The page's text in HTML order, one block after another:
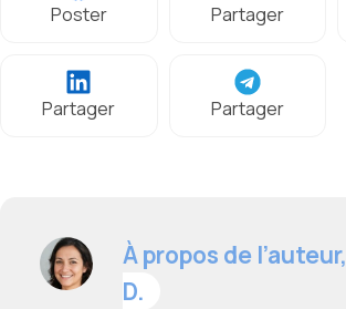
Poster Partager
Partager Partager
À propos de l’auteur,
D.